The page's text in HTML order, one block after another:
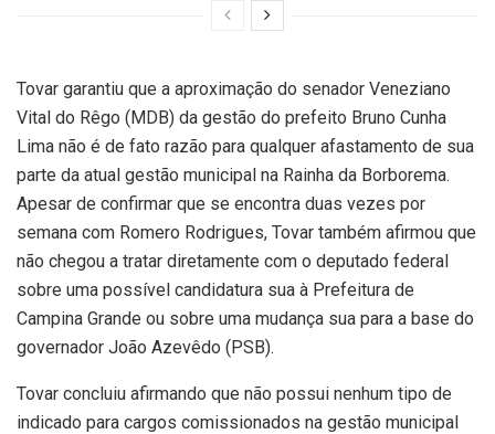
Tovar garantiu que a aproximação do senador Veneziano
Vital do Rêgo (MDB) da gestão do prefeito Bruno Cunha
Lima não é de fato razão para qualquer afastamento de sua
parte da atual gestão municipal na Rainha da Borborema.
Apesar de confirmar que se encontra duas vezes por
semana com Romero Rodrigues, Tovar também afirmou que
não chegou a tratar diretamente com o deputado federal
sobre uma possível candidatura sua à Prefeitura de
Campina Grande ou sobre uma mudança sua para a base do
governador João Azevêdo (PSB).
Tovar concluiu afirmando que não possui nenhum tipo de
indicado para cargos comissionados na gestão municipal